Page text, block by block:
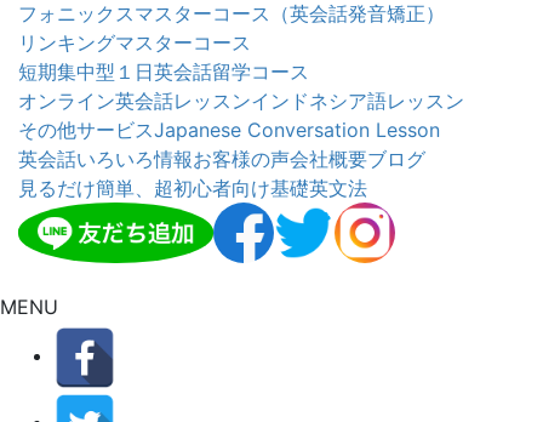
フォニックスマスターコース（英会話発音矯正）
リンキングマスターコース
短期集中型１日英会話留学コース
オンライン英会話レッスンインドネシア語レッスン
その他サービスJapanese Conversation Lesson
英会話いろいろ情報お客様の声会社概要ブログ
見るだけ簡単、超初心者向け基礎英文法
MENU